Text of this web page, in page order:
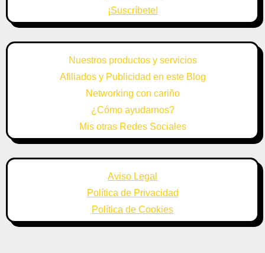
¡Suscríbete!
Nuestros productos y servicios
Afiliados y Publicidad en este Blog
Networking con cariño
¿Cómo ayudarnos?
Mis otras Redes Sociales
Aviso Legal
Política de Privacidad
Política de Cookies